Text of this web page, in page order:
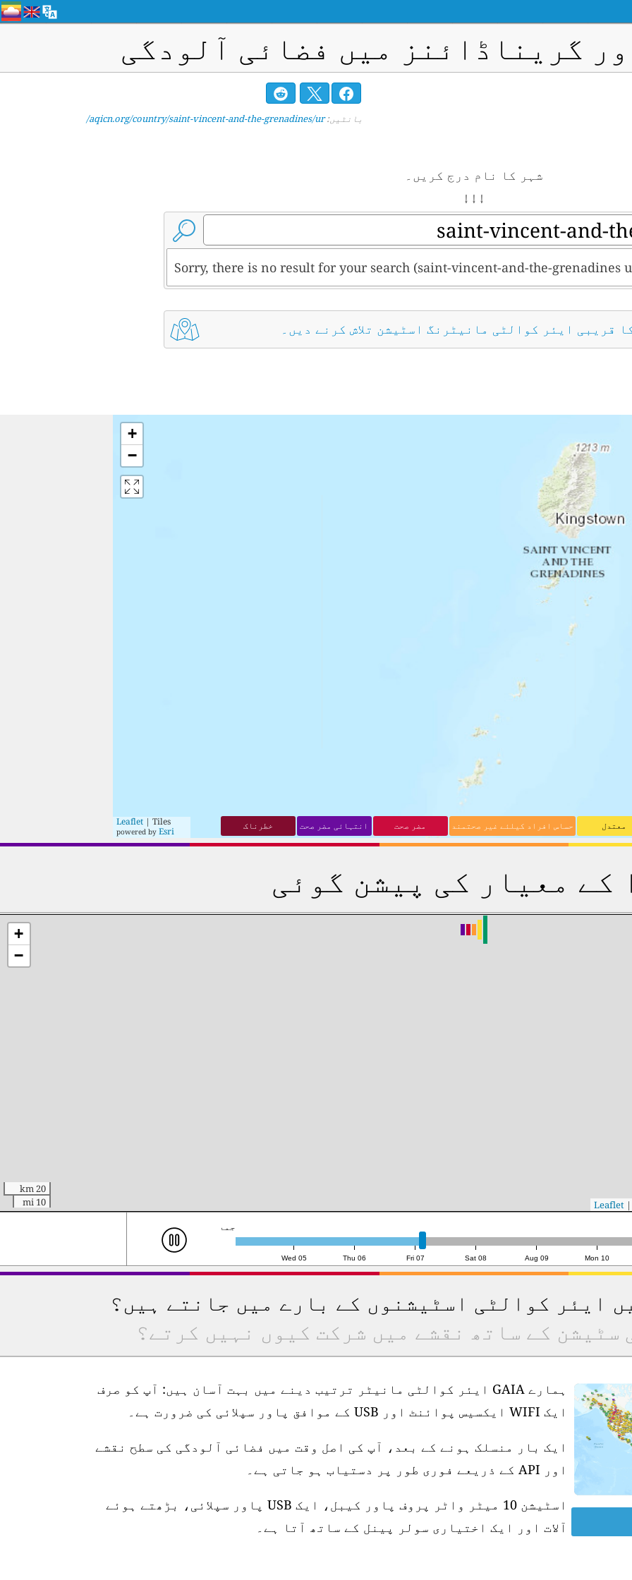
گریناڈائنز میں فضائی آلودگی
بانٹیں:aqicn.org/country/saint-vincent-and-the-grenadines/ur/
شہر کا نام درج کریں۔
↓ ↓ ↓
Sorry, there is no result for your search (saint-vincent-and-the-grenadines
قریبی ایئر کوالٹی مانیٹرنگ اسٹیشن تلاش کرنے دیں۔
+
−
Leaflet | Tiles
powered by Esri معتدل حساس افراد کیلئے غیر صحتمند مضر صحت انتہائی مضر صحت خطرناک
کے معیار کی پیشن گوئی
+
−
20 km
10 mi
|
Wed 05 Thu 06 Fri 07 Sat 08 Aug 09 Mon 10
جمعہ 7، 22:00 (UTC)
ایئر کوالٹی اسٹیشنوں کے بارے میں جانتے ہیں؟
سٹیشن کے ساتھ نقشے میں شرکت کیوں نہیں کرتے؟
ہمارے GAIA ایئر کوالٹی مانیٹر ترتیب دینے میں بہت آسان ہیں: آپ کو صرف
ایک WIFI ایکسیس پوائنٹ اور USB کے موافق پاور سپلائی کی ضرورت ہے۔
ایک بار منسلک ہونے کے بعد، آپ کی اصل وقت میں فضائی آلودگی کی سطح نقشے
اور API کے ذریعے فوری طور پر دستیاب ہو جاتی ہے۔
اسٹیشن 10 میٹر واٹر پروف پاور کیبل، ایک USB پاور سپلائی، بڑھتے ہوئے
آلات اور ایک اختیاری سولر پینل کے ساتھ آتا ہے۔